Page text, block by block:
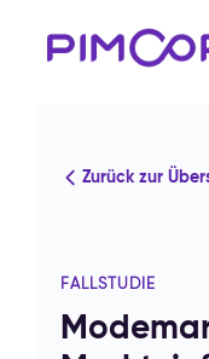
Zurück zur
FALLSTUDIE